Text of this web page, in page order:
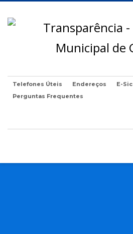
Telefones Úteis Endereços
E-Sic
Perguntas Frequentes